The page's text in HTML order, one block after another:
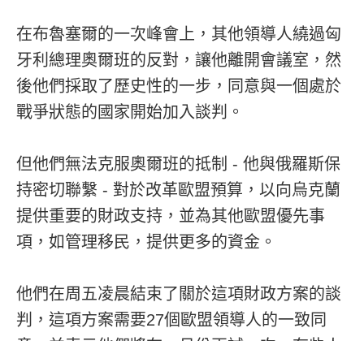
在布魯塞爾的一次峰會上，其他領導人繞過匈
牙利總理奧爾班的反對，讓他離開會議室，然
後他們採取了歷史性的一步，同意與一個處於
戰爭狀態的國家開始加入談判。
但他們無法克服奧爾班的抵制 - 他與俄羅斯保
持密切聯繫 - 對於改革歐盟預算，以向烏克蘭
提供重要的財政支持，並為其他歐盟優先事
項，如管理移民，提供更多的資金。
他們在周五凌晨結束了關於這項財政方案的談
判，這項方案需要27個歐盟領導人的一致同